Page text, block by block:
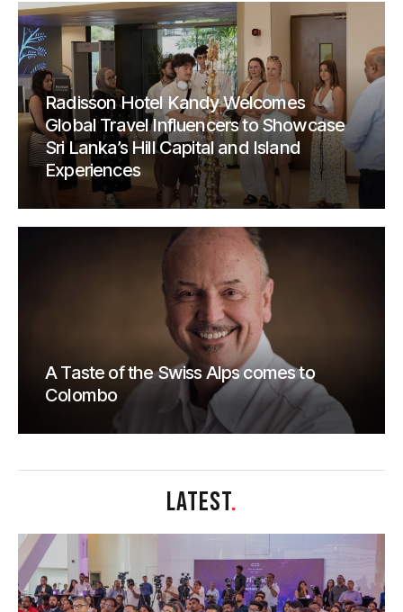
Radisson Hotel Kandy Welcomes
Global Travel Influencers to Showcase
Sri Lanka’s Hill Capital and Island
Experiences
A Taste of the Swiss Alps comes to
Colombo
LATEST.